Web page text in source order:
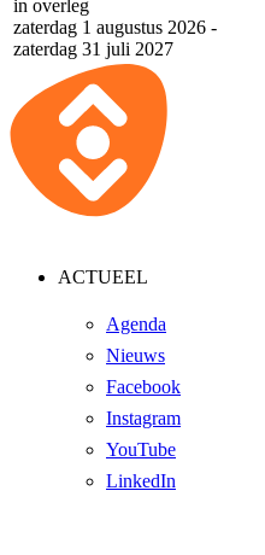
in overleg
zaterdag 1 augustus 2026 -
zaterdag 31 juli 2027
ACTUEEL
Agenda
Nieuws
Facebook
Instagram
YouTube
LinkedIn